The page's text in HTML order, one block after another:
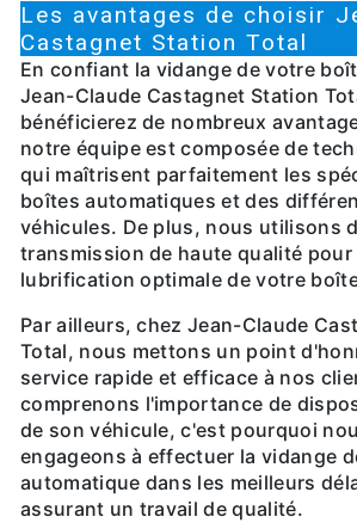
Les avantages de choisir
Castagnet Station Total
En confiant la vidange de votre
Jean-Claude Castagnet Station
bénéficierez de nombreux
notre équipe est composée de
qui maîtrisent parfaitement les
boîtes automatiques et des
véhicules. De plus, nous utilisons
transmission de haute qualité
lubrification optimale de votre
Par ailleurs, chez Jean-Claude
Total, nous mettons un point
service rapide et efficace à nos
comprenons l'importance de
de son véhicule, c'est pourquoi
engageons à effectuer la vidange
automatique dans les meilleurs
assurant un travail de qualité.